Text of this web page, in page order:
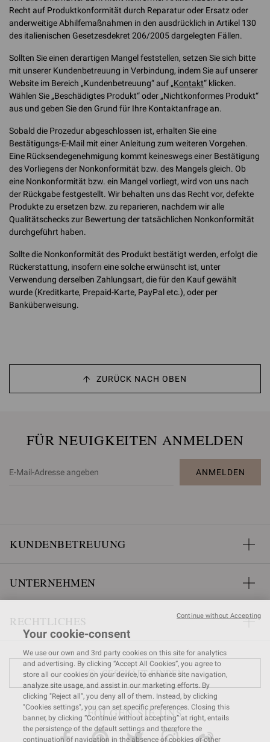
Recht auf Produktkonformität durch Reparatur oder Ersatz oder
anderweitige Abhilfemaßnahmen in den ausdrücklich in Artikel 130
des italienischen Gesetzesdekret 206/2005 dargelegten Fällen.
Sollten Sie einen derartigen Mangel feststellen, setzen Sie sich bitte
mit unserer Kundenbetreuung in Verbindung, indem Sie auf unserer
Website im Bereich „Kundenbetreuung“ auf „Kontakt“ klicken.
Wählen Sie „Beschädigtes Produkt“ oder „Nichtkonformes Produkt“
aus und geben Sie den Grund für Ihre Kontaktanfrage an.
Sobald die Prozedur abgeschlossen ist, erhalten Sie eine
Bestätigungs-E-Mail mit einer Anleitung zum weiteren Vorgehen.
Eine Rücksendegenehmigung kommt keineswegs einer Bestätigung
des Vorliegens der Nonkonformität bzw. des Mangels gleich. Ob
eine Nonkonformität bzw. ein Mangel vorliegt, wird von uns nach
der Rückgabe festgestellt. Wir behalten uns das Recht vor, defekte
Produkte zu ersetzen bzw. zu reparieren, nachdem wir alle
Qualitätschecks zur Bewertung der tatsächlichen Nonkonformität
durchgeführt haben.
Sollte die Nonkonformität des Produkt bestätigt werden, erfolgt die
Rückerstattung, insofern eine solche erwünscht ist, unter
Verwendung derselben Zahlungsart, die für den Kauf gewählt
wurde (Kreditkarte, Prepaid-Karte, PayPal etc.), oder per
Banküberweisung.
ZURÜCK NACH OBEN
FÜR NEUIGKEITEN ANMELDEN
ANMELDEN
KUNDENBETREUUNG
UNTERNEHMEN
RECHTLICHES
GESCHÄFT FINDEN
FOLGEN SIE UNS
Your cookie-consent
We use our own and 3rd party cookies on this site for analytics
and advertising. By clicking “Accept All Cookies”, you agree to
store all our cookies on your device, to enhance site navigation,
analyze site usage, and assist in our marketing efforts. By
clicking "Reject all", you deny all of them. Instead, by clicking
"Cookies settings", you can set specific preferences. Closing this
banner, by clicking “Continue without accepting” at right, entails
the persistence of the default settings and therefore the
continuation of navigation in the absence of cookies or other
Continue without Accepting